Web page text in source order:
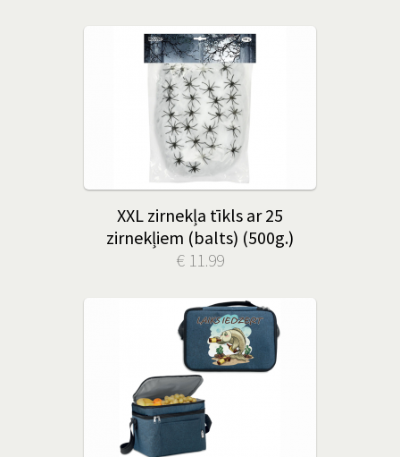
XXL zirnekļa tīkls ar 25
zirnekļiem (balts) (500g.)
€ 11.99